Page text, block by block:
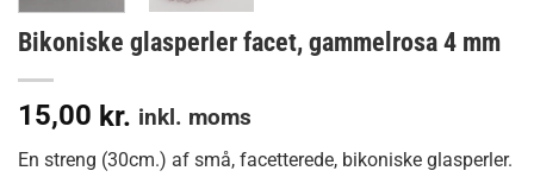
Bikoniske glasperler facet, gammelrosa 4 mm
15,00 kr. inkl. moms
En streng (30cm.) af små, facetterede, bikoniske glasperler.